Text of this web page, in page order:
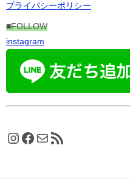
プライバシーポリシー
■FOLLOW
instagram
Instagram
Facebook
メールRSS フィード